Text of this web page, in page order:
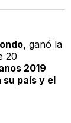
ganó la
20
2019
su país y el